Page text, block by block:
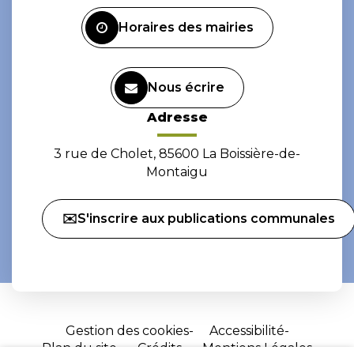
Horaires des mairies
Nous écrire
Adresse
3 rue de Cholet, 85600 La Boissière-de-
Montaigu
✉️S'inscrire aux publications communales
Gestion des cookies
Accessibilité
Plan du site
Crédits Mentions Légales